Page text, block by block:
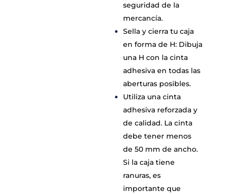
seguridad de la
mercancía.
Sella y cierra tu caja
en forma de H: Dibuja
una H con la cinta
adhesiva en todas las
aberturas posibles.
Utiliza una cinta
adhesiva reforzada y
de calidad. La cinta
debe tener menos
de 50 mm de ancho.
Si la caja tiene
ranuras, es
importante que